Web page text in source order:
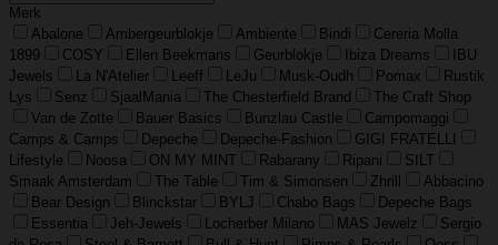
Merk
Abalone
Ambergeurblokje Ambiente Bindi
Cereria Molla
1899
COSY Ellen Beekmans Geurblokje Ibiza Dreams
IBU
Jewels
La N'Atelier Leeff LeJu Musk-Oudh Pomax
Rustik
Lys
Senz SjaalMania The Chesterfield Brand
The Craft Shop
Van de Zotte
Bauer Basics Bunzlau Castle
Campomaggi
Camps & Camps
Depeche Depeche-Fashion
GIGI FRATELLI
Lifestyle
Noosa ON MY MINT Rabarany Ripani
SILT
Smaak Amsterdam
The Table Tim & Simonsen Zhrill
Abbacino
Bear Design
Blinckstar BYLJ Chabo Bags
Depeche Bags
Essentia
Jeh-Jewels Locherber Milano MAS Jewelz
Sergio